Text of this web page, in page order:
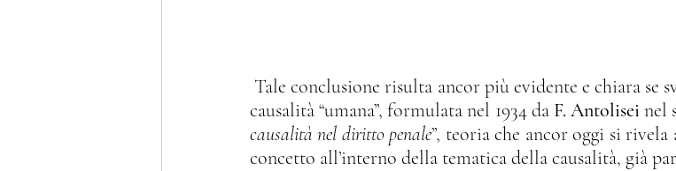
causalità “umana”, formulata nel 1934 da F. Antolisei nel
causalità nel diritto penale”, teoria che ancor oggi si
concetto all’interno della tematica della causalità, già